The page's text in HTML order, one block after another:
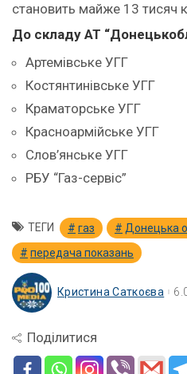
становить майже 13 тисяч
До складу АТ
Артемiвське УГГ
Костянтинiвське УГГ
Краматорське УГГ
Красноармiйське УГГ
Слов’янське УГГ
РБУ “Газ-сервiс”
ТЕГИ газ
Донецька
передача показань
Кристина Саткоєва
Поділитися